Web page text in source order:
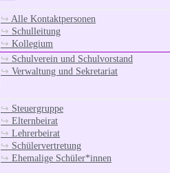
Alle Kontaktpersonen
Schulleitung
Kollegium
Schulverein und Schulvorstand
Verwaltung und Sekretariat
Steuergruppe
Elternbeirat
Lehrerbeirat
Schülervertretung
Ehemalige Schüler*innen